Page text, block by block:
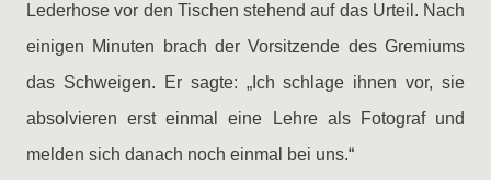
Lederhose vor den Tischen stehend auf das Urteil. Nach
einigen Minuten brach der Vorsitzende des Gremiums
das Schweigen. Er sagte: „Ich schlage ihnen vor, sie
absolvieren erst einmal eine Lehre als Fotograf und
melden sich danach noch einmal bei uns.“